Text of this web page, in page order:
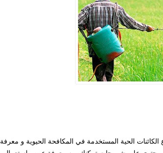
الحية المستخدمة في المكافحة الحيوية و معرفة